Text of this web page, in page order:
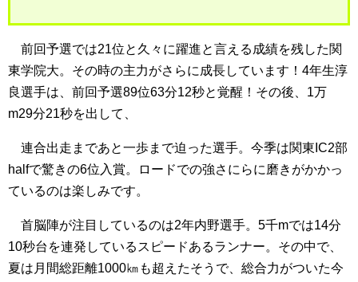
前回予選では21位と久々に躍進と言える成績を残した関
東学院大。その時の主力がさらに成長しています！4年生淳
良選手は、前回予選89位63分12秒と覚醒！その後、1万
m29分21秒を出して、
連合出走まであと一歩まで迫った選手。今季は関東IC2部
halfで驚きの6位入賞。ロードでの強さにらに磨きがかかっ
ているのは楽しみです。
首脳陣が注目しているのは2年内野選手。5千mでは14分
10秒台を連発しているスピードあるランナー。その中で、
夏は月間総距離1000㎞も超えたそうで、総合力がついた今